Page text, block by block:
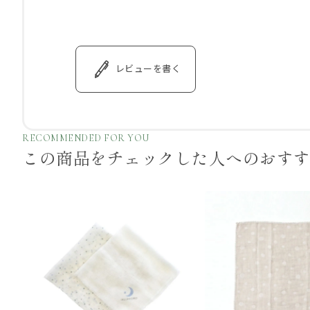
レビューを書く
RECOMMENDED FOR YOU
この商品をチェックした 人へのおす